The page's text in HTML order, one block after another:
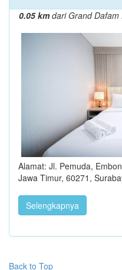
0.05 kmdari Grand Dafam
Alamat: Jl. Pemuda,
Jawa Timur, 60271,
Selengkapnya
Back to Top